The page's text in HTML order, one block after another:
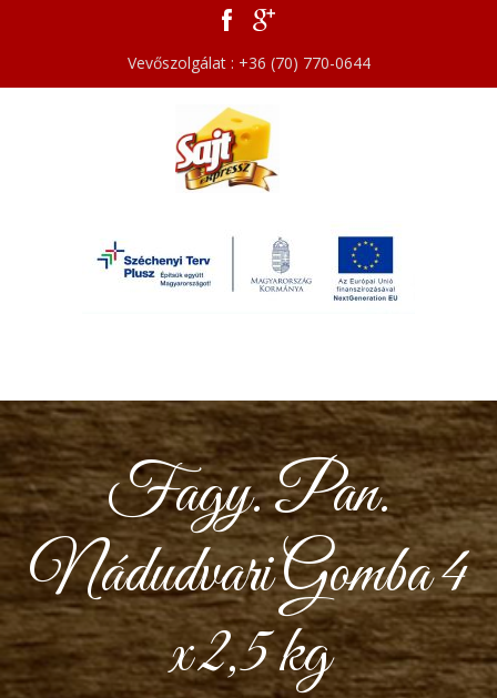
Vevőszolgálat : +36 (70) 770-0644
Fagy. Pan.
Nádudvari Gomba 4
x 2,5 kg